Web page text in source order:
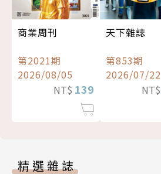
商業周刊
第2021期
2026/08/05
NT$ 139
天下雜誌
第853期
2026/07/22
NT$
精選雜誌